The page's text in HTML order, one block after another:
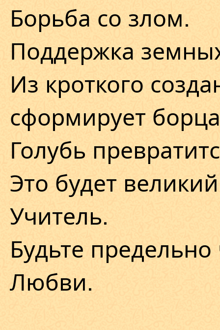
Борьба со злом.
Поддержка
Из кроткого
сформирует
Голубь
Это будет
Учитель.
Будьте
Любви.